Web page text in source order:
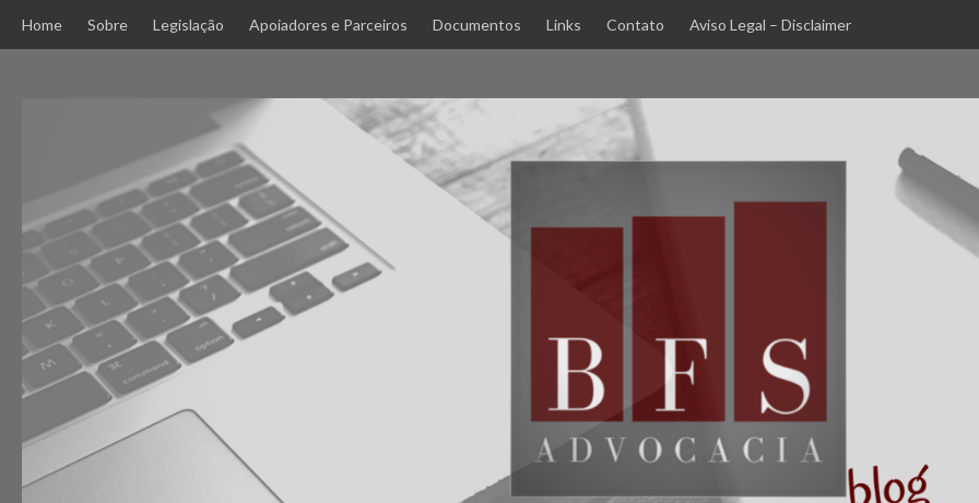
Home Sobre Legislação Apoiadores e Parceiros Documentos Links Contato Aviso Legal – Disclaimer